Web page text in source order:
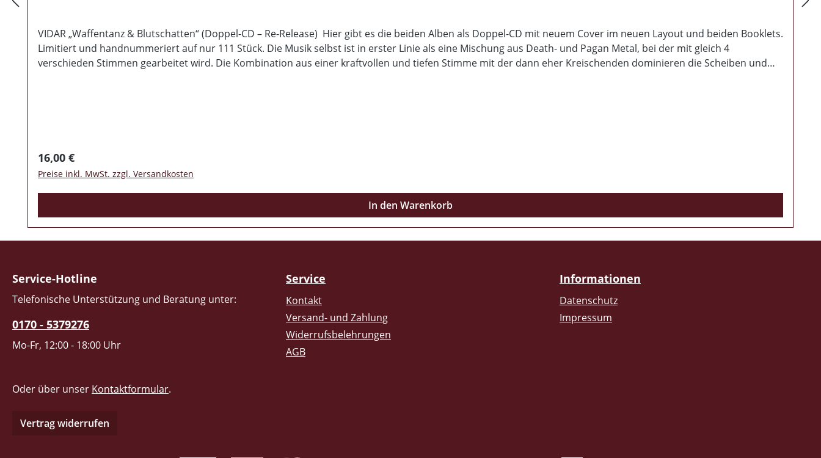
VIDAR „Waffentanz & Blutschatten“ (Doppel-CD – Re-Release) Hier gibt es die beiden Alben als Doppel-CD mit neuem Cover im neuen Layout und beiden Booklets.
Limitiert und handnummeriert auf nur 111 Stück. Die Musik selbst ist in erster Linie als eine Mischung aus Death- und Pagan Metal, bei der mit gleich 4
verschieden Stimmen gearbeitet wird. Die Kombination aus einer kraftvollen und tiefen Stimme mit der dann eher Kreischenden dominieren die Scheiben und
Regulärer Preis:
16,00 €
Preise inkl. MwSt. zzgl. Versandkosten
In den Warenkorb
Service-Hotline
Telefonische Unterstützung und Beratung unter:
0170 - 5379276
Mo-Fr, 12:00 - 18:00 Uhr
Oder über unser Kontaktformular.
Vertrag widerrufen
Service
Kontakt
Versand- und Zahlung
Widerrufsbelehrungen
AGB
Informationen
Datenschutz
Impressum